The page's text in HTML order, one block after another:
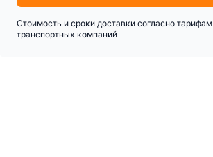
Стоимость и сроки доставки согласно тарифам
транспортных компаний